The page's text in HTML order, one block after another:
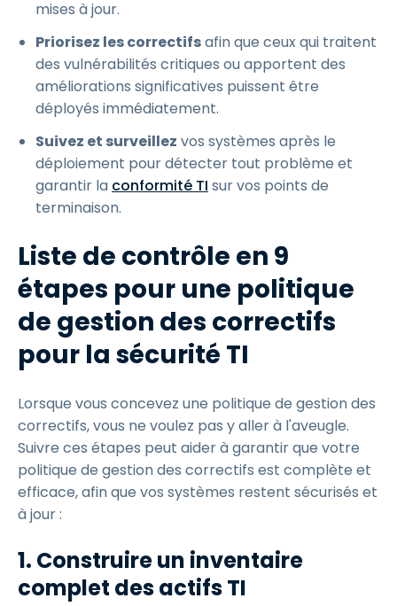
mises à jour.
Priorisez les correctifsafin que ceux qui traitent
des vulnérabilités critiques ou apportent des
améliorations significatives puissent être
déployés immédiatement.
Suivez et surveillez vos systèmes après le
déploiement pour détecter tout problème et
garantir la conformité TI sur vos points de
terminaison.
Liste de contrôle en 9
étapes pour une politique
de gestion des correctifs
pour la sécurité TI
Lorsque vous concevez une politique de gestion des
correctifs, vous ne voulez pas y aller à l'aveugle.
Suivre ces étapes peut aider à garantir que votre
politique de gestion des correctifs est complète et
efficace, afin que vos systèmes restent sécurisés et
à jour :
1. Construire un inventaire
complet des actifs TI